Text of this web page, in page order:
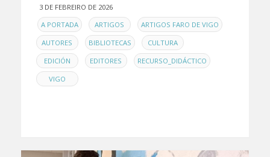
3 DE FEBREIRO DE 2026
ENA PORTADA , ARTIGOS , ARTIGOS FARO DE VIGO ,
AUTORES , BIBLIOTECAS , CULTURA ,
EDICIÓN , EDITORES , RECURSO_DIDÁCTICO ,
VIGO